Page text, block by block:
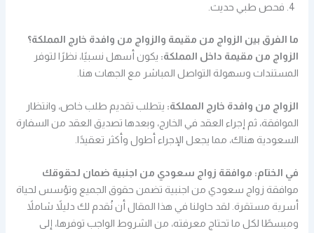
فحص طبي حديث.
ما الفرق بين الزواج من مقيمة والزواج من وافدة خارج المملكة؟
الزواج من مقيمة داخل المملكة: يكون أسهل نسبيًا، نظرًا لتوفر
المستندات وسهولة التواصل المباشر مع الجهات هنا.
الزواج من وافدة خارج المملكة: يتطلب تقديم طلب خاص، وانتظار
الموافقة، ثم إجراء العقد في الخارج، وبعدها تصديق العقد من السفارة
السعودية هناك، مما يجعل الإجراء أطول وأكثر تعقيدًا.
في الختام: موافقة زواج سعودي من اجنبية ضمان لحقوقك
موافقة زواج سعودي من اجنبية تضمن حقوق الجميع وتؤسس لحياة
أسرية مستقرة. لقد حاولنا في هذا المقال أن نُقدم لك دليلاً شاملاً
ومبسطًا لكل ما تحتاج معرفته، من الشروط الواجب توفرها، إلى